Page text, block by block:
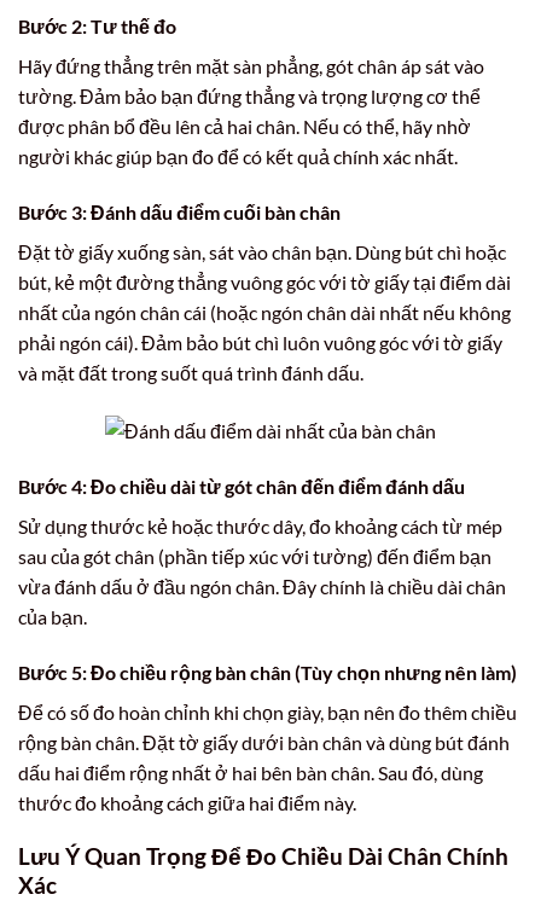
Bước 2: Tư thế đo
Hãy đứng thẳng trên mặt sàn phẳng, gót chân áp sát vào
tường. Đảm bảo bạn đứng thẳng và trọng lượng cơ thể
được phân bổ đều lên cả hai chân. Nếu có thể, hãy nhờ
người khác giúp bạn đo để có kết quả chính xác nhất.
Bước 3: Đánh dấu điểm cuối bàn chân
Đặt tờ giấy xuống sàn, sát vào chân bạn. Dùng bút chì hoặc
bút, kẻ một đường thẳng vuông góc với tờ giấy tại điểm dài
nhất của ngón chân cái (hoặc ngón chân dài nhất nếu không
phải ngón cái). Đảm bảo bút chì luôn vuông góc với tờ giấy
và mặt đất trong suốt quá trình đánh dấu.
Bước 4: Đo chiều dài từ gót chân đến điểm đánh dấu
Sử dụng thước kẻ hoặc thước dây, đo khoảng cách từ mép
sau của gót chân (phần tiếp xúc với tường) đến điểm bạn
vừa đánh dấu ở đầu ngón chân. Đây chính là chiều dài chân
của bạn.
Bước 5: Đo chiều rộng bàn chân (Tùy chọn nhưng nên làm)
Để có số đo hoàn chỉnh khi chọn giày, bạn nên đo thêm chiều
rộng bàn chân. Đặt tờ giấy dưới bàn chân và dùng bút đánh
dấu hai điểm rộng nhất ở hai bên bàn chân. Sau đó, dùng
thước đo khoảng cách giữa hai điểm này.
Lưu Ý Quan Trọng Để Đo Chiều Dài Chân Chính
Xác